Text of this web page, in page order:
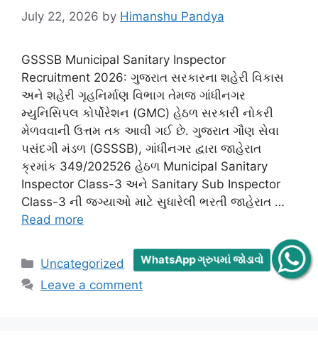
July 22, 2026 by Himanshu Pandya
GSSSB Municipal Sanitary Inspector
Recruitment 2026: ગુજરાત સરકારના શહેરી વિકાસ
અને શહેરી ગૃહનિર્માણ વિભાગ તેમજ ગાંધીનગર
મ્યુનિસિપલ કોર્પોરેશન (GMC) હેઠળ સરકારી નોકરી
મેળવવાની ઉત્તમ તક આવી ગઈ છે. ગુજરાત ગૌણ સેવા
પસંદગી મંડળ (GSSSB), ગાંધીનગર દ્વારા જાહેરાત
ક્રમાંક 349/202526 હેઠળ Municipal Sanitary
Inspector Class-3 અને Sanitary Sub Inspector
Class-3 ની જગ્યાઓ માટે સુધારેલી ભરતી જાહેરાત …
Read more
Categories
Uncategorized
Leave a comment
WhatsApp ગ્રુપમાં જોડાવો